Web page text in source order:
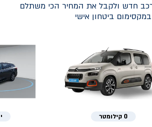
רכב חדש ולקבל את המחיר הכי משתלם
במקסימום ביטחון אישי
0 קילומטר